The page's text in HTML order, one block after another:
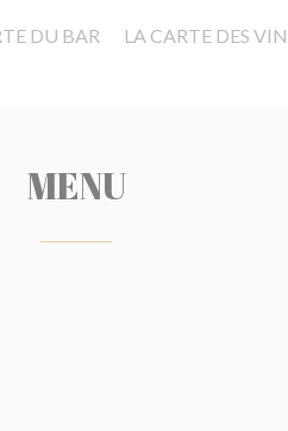
DU BAR LA CARTE DES
MENU